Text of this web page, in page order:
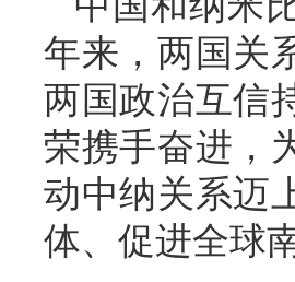
年来，两国关
两国政治互信
荣携手奋进，
动中纳关系迈
体、促进全球